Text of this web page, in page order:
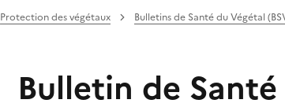
Protection des végétaux Bulletins de Santé du Végétal
Bulletin de